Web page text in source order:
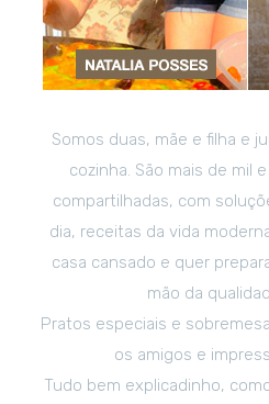
Somos duas, mãe e filha e
cozinha. São mais de mil
compartilhadas, com
dia, receitas da vida
casa cansado e quer
mão da
Pratos especiais e
os amigos e
Tudo bem explicadinho,